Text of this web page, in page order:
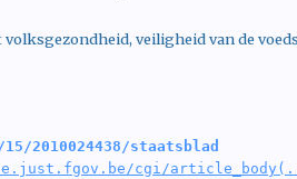
veiligheid van de
2010024438/staatsblad
cgi/